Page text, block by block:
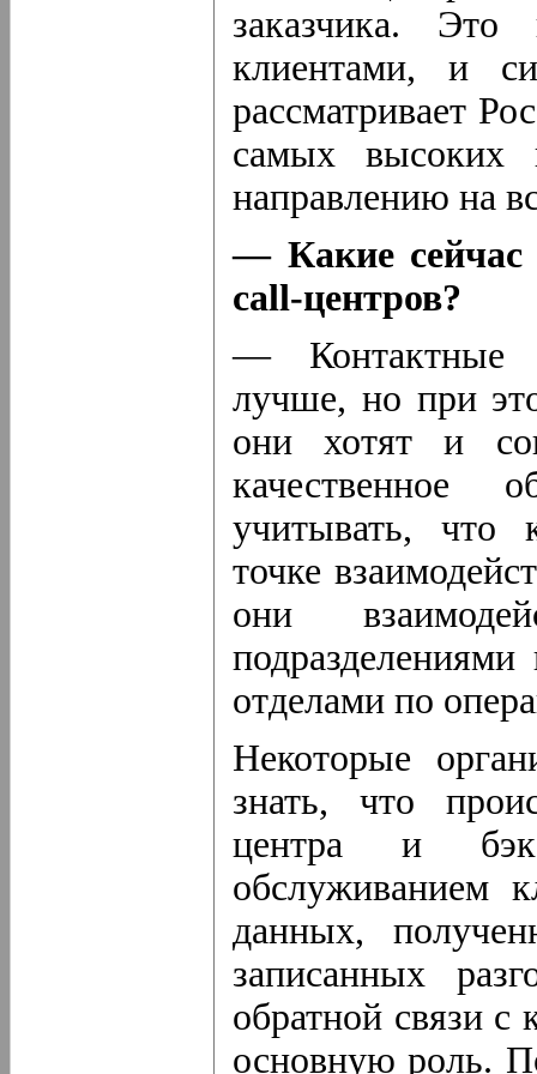
заказчика.
клиентами, и
рассматривает
самых высоких
направлению на
— Какие сейчас
call-центров?
— Контактные
лучше, но при
они хотят и
качественное
учитывать, что
точке
они
отделами по
Некоторые
знать, что
центра и
обслуживанием
данных,
записанных
обратной связи с
основную роль.